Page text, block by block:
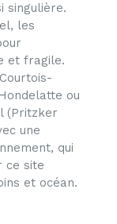
singulière.
les
et fragile.
ou
(Pritzker
une
qui
ce site
et océan.